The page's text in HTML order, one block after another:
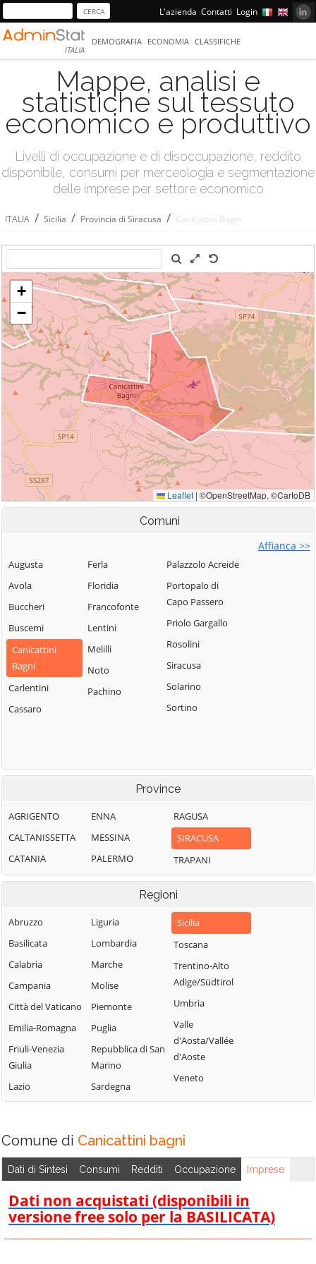
L'azienda Contatti Login
ITALIA
DEMOGRAFIA ECONOMIA CLASSIFICHE
Mappe, analisi e
statistiche sul tessuto
economico e produttivo
Livelli di occupazione e di disoccupazione, reddito
disponibile, consumi per merceologia e segmentazione
delle imprese per settore economico
ITALIA / Sicilia / Provincia di Siracusa / Canicattini Bagni
Comuni
Affianca >>
Augusta
Avola
Buccheri
Buscemi
Canicattini
Bagni
Carlentini
Cassaro
Ferla
Floridia
Francofonte
Lentini
Melilli
Noto
Pachino
Palazzolo Acreide
Portopalo di
Capo Passero
Priolo Gargallo
Rosolini
Siracusa
Solarino
Sortino
Province
AGRIGENTO
CALTANISSETTA
CATANIA
ENNA
MESSINA
PALERMO
RAGUSA
SIRACUSA
TRAPANI
Regioni
Abruzzo
Basilicata
Calabria
Campania
Città del Vaticano
Emilia-Romagna
Friuli-Venezia
Giulia
Lazio
Liguria
Lombardia
Marche
Molise
Piemonte
Puglia
Repubblica di San
Marino
Sardegna
Sicilia
Toscana
Trentino-Alto
Adige/Südtirol
Umbria
Valle
d'Aosta/Vallée
d'Aoste
Veneto
Comune di Canicattini bagni
Dati di Sintesi Consumi Redditi Occupazione Imprese
Dati non acquistati (disponibili in
versione free solo per la BASILICATA)